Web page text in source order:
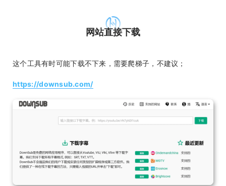
网站直接下载
这个工具有时可能下载不下来，需要爬梯子，不建议；
https://downsub.com/